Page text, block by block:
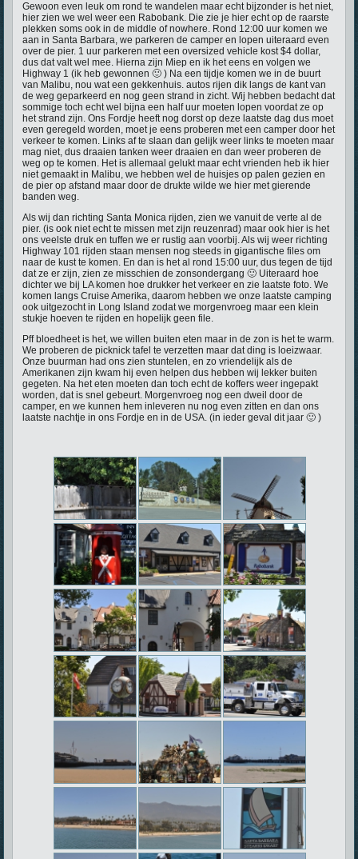
Gewoon even leuk om rond te wandelen maar echt bijzonder is het niet,
hier zien we wel weer een Rabobank. Die zie je hier echt op de raarste
plekken soms ook in de middle of nowhere. Rond 12:00 uur komen we
aan in Santa Barbara, we parkeren de camper en lopen uiteraard even
over de pier. 1 uur parkeren met een oversized vehicle kost $4 dollar,
dus dat valt wel mee. Hierna zijn Miep en ik het eens en volgen we
Highway 1 (ik heb gewonnen 🙂 ) Na een tijdje komen we in de buurt
van Malibu, nou wat een gekkenhuis. autos rijen dik langs de kant van
de weg geparkeerd en nog geen strand in zicht. Wij hebben bedacht dat
sommige toch echt wel bijna een half uur moeten lopen voordat ze op
het strand zijn. Ons Fordje heeft nog dorst op deze laatste dag dus moet
even geregeld worden, moet je eens proberen met een camper door het
verkeer te komen. Links af te slaan dan gelijk weer links te moeten maar
mag niet, dus draaien tanken weer draaien en dan weer proberen de
weg op te komen. Het is allemaal gelukt maar echt vrienden heb ik hier
niet gemaakt in Malibu, we hebben wel de huisjes op palen gezien en
de pier op afstand maar door de drukte wilde we hier met gierende
banden weg.
Als wij dan richting Santa Monica rijden, zien we vanuit de verte al de
pier. (is ook niet echt te missen met zijn reuzenrad) maar ook hier is het
ons veelste druk en tuffen we er rustig aan voorbij. Als wij weer richting
Highway 101 rijden staan mensen nog steeds in gigantische files om
naar de kust te komen. En dan is het al rond 15:00 uur, dus tegen de tijd
dat ze er zijn, zien ze misschien de zonsondergang 🙂 Uiteraard hoe
dichter we bij LA komen hoe drukker het verkeer en zie laatste foto. We
komen langs Cruise Amerika, daarom hebben we onze laatste camping
ook uitgezocht in Long Island zodat we morgenvroeg maar een klein
stukje hoeven te rijden en hopelijk geen file.
Pff bloedheet is het, we willen buiten eten maar in de zon is het te warm.
We proberen de picknick tafel te verzetten maar dat ding is loeizwaar.
Onze buurman had ons zien stuntelen, en zo vriendelijk als de
Amerikanen zijn kwam hij even helpen dus hebben wij lekker buiten
gegeten. Na het eten moeten dan toch echt de koffers weer ingepakt
worden, dat is snel gebeurt. Morgenvroeg nog een dweil door de
camper, en we kunnen hem inleveren nu nog even zitten en dan ons
laatste nachtje in ons Fordje en in de USA. (in ieder geval dit jaar 🙂 )